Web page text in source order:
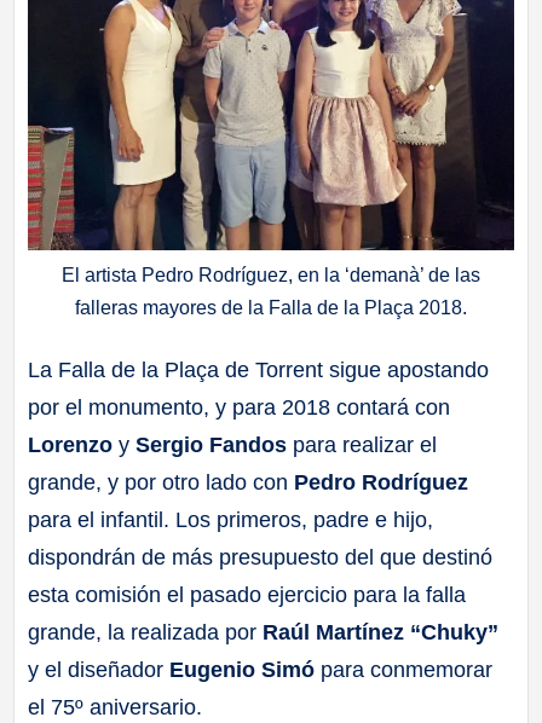
El artista Pedro Rodríguez, en la ‘demanà’ de las
falleras mayores de la Falla de la Plaça 2018.
La Falla de la Plaça de Torrent sigue apostando
por el monumento, y para 2018 contará con
Lorenzo ySergio Fandos para realizar el
grande, y por otro lado con Pedro Rodríguez
para el infantil. Los primeros, padre e hijo,
dispondrán de más presupuesto del que destinó
esta comisión el pasado ejercicio para la falla
grande, la realizada por Raúl Martínez “Chuky”
y el diseñador Eugenio Simó para conmemorar
el 75º aniversario.